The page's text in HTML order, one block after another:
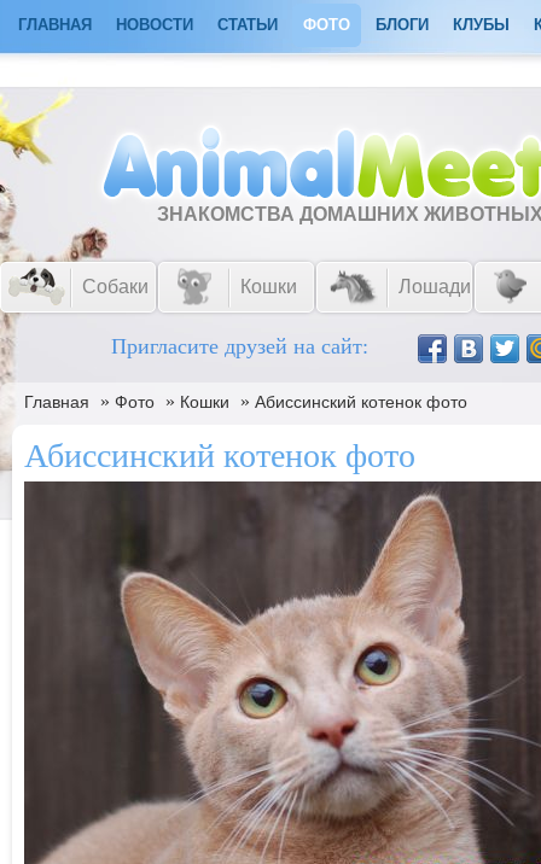
ГЛАВНАЯ НОВОСТИ СТАТЬИ ФОТО БЛОГИ КЛУБЫ
ЗНАКОМСТВА ДОМАШНИХ
Собаки Кошки Лошади
Пригласите друзей на сайт:
Главная » Фото » Кошки » Абиссинский котенок фото
Абиссинский котенок фото